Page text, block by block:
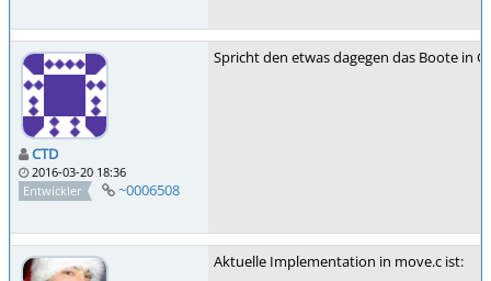
CTD
2016-03-20 18:36
Entwickler
~0006508
Spricht den etwas dagegen das Boote in
Aktuelle Implementation in move.c ist: